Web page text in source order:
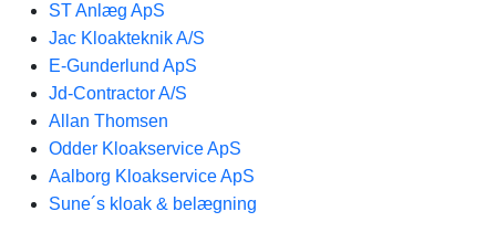
ST Anlæg ApS
Jac Kloakteknik A/S
E-Gunderlund ApS
Jd-Contractor A/S
Allan Thomsen
Odder Kloakservice ApS
Aalborg Kloakservice ApS
Sune´s kloak & belægning